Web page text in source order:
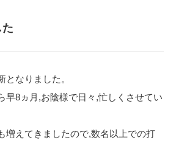
となりました。
早8ヵ月,お陰様で日々,忙しくさせてい
増えてきましたので,数名以上での打